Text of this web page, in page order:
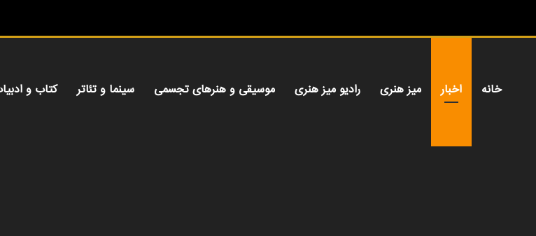
خانه اخبار میز هنری رادیو میز هنری موسیقی و هنرهای تجسمی سینما و تئاتر کتاب و